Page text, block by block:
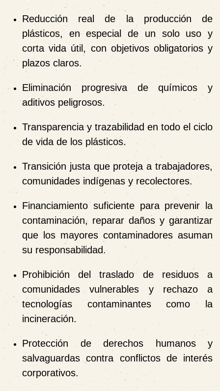
Reducción real de la producción de
plásticos, en especial de un solo uso y
corta vida útil, con objetivos obligatorios y
plazos claros.
Eliminación progresivade químicos y
aditivos peligrosos.
Transparencia y trazabilidad en todo el ciclo
de vida de los plásticos.
Transición justaque proteja a trabajadores,
comunidades indígenas y recolectores.
Financiamiento suficientepara prevenir la
contaminación, reparar daños y garantizar
que los mayores contaminadores asuman
su responsabilidad.
Prohibición del traslado de residuosa
comunidades vulnerables y rechazo a
tecnologías contaminantes como la
incineración.
Protección de derechos humanosy
salvaguardas contra conflictos de interés
corporativos.